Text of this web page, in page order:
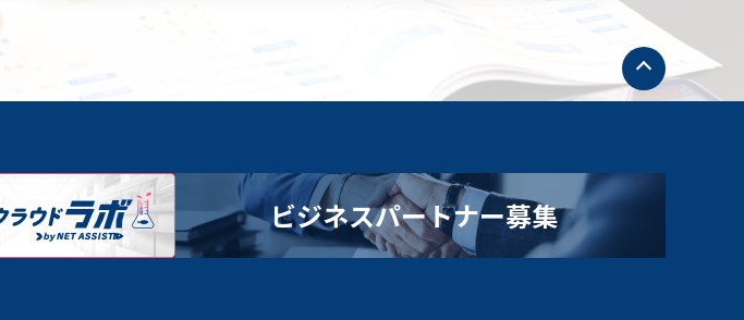
ト
ッ
プ
へ
ビジネスパートナー募集